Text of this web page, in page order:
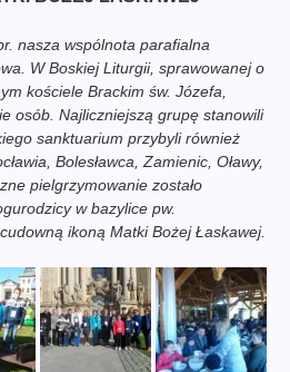
nasza wspólnota parafialna
W Boskiej Liturgii, sprawowanej o
kościele Brackim św. Józefa,
osób. Najliczniejszą grupę stanowili
sanktuarium przybyli również
Bolesławca, Zamienic, Oławy,
pielgrzymowanie zostało
w bazylice pw.
ikoną Matki Bożej Łaskawej.